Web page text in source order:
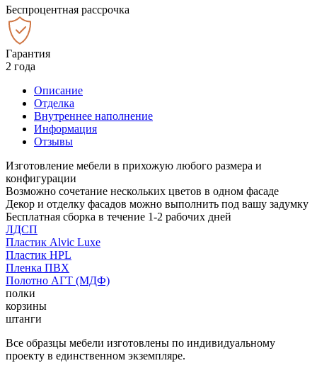
Беспроцентная рассрочка
Гарантия
2 года
Описание
Отделка
Внутреннее наполнение
Информация
Отзывы
Изготовление мебели в прихожую любого размера и
конфигурации
Возможно сочетание нескольких цветов в одном фасаде
Декор и отделку фасадов можно выполнить под вашу задумку
Бесплатная сборка в течение 1-2 рабочих дней
ЛДСП
Пластик Alvic Luxe
Пластик HPL
Пленка ПВХ
Полотно АГТ (МДФ)
полки
корзины
штанги
Все образцы мебели изготовлены по индивидуальному
проекту в единственном экземпляре.